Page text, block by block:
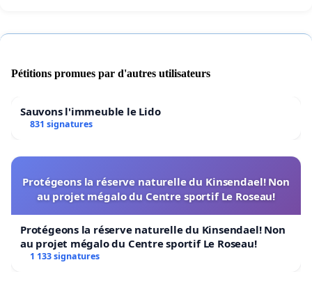
Pétitions promues par d'autres utilisateurs
Sauvons l'immeuble le Lido
831 signatures
Protégeons la réserve naturelle du Kinsendael! Non
au projet mégalo du Centre sportif Le Roseau!
Protégeons la réserve naturelle du Kinsendael! Non
au projet mégalo du Centre sportif Le Roseau!
1 133 signatures